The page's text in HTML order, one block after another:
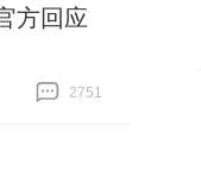
方回应
2751